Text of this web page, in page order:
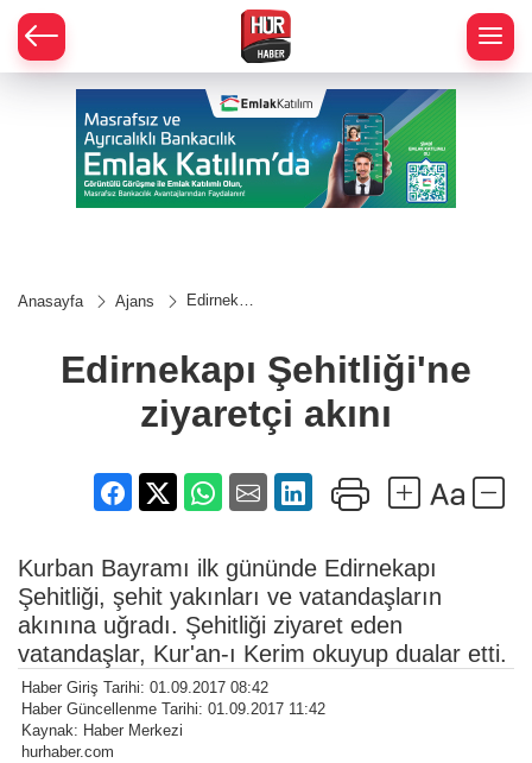
Anasayfa Ajans
Edirnekapı
akını
Edirnekapı Şehitliği'ne
ziyaretçi akını
Kurban Bayramı ilk gününde Edirnekapı
Şehitliği, şehit yakınları ve vatandaşların
akınına uğradı. Şehitliği ziyaret eden
vatandaşlar, Kur'an-ı Kerim okuyup dualar etti.
Haber Giriş Tarihi: 01.09.2017 08:42
Haber Güncellenme Tarihi: 01.09.2017 11:42
Kaynak: Haber Merkezi
hurhaber.com